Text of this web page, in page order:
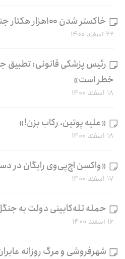
خاکستر شدن ۱۰۰هزار هکتار جنگل و مرتع طی ۵ سال
۲۲ اسفند ۱۴۰۰
رئیس پزشکی قانونی: تطبیق
خطر است»
۱۸ اسفند ۱۴۰۰
«علیه پوتین، رکاب بزن!»
۱۸ اسفند ۱۴۰۰
«واکسن اچ‌پی‌وی رایگان در
۱۷ اسفند ۱۴۰۰
حمله تله‌کابینی دولت به
۱۶ اسفند ۱۴۰۰
شهرفروشی و مرگ روزانه